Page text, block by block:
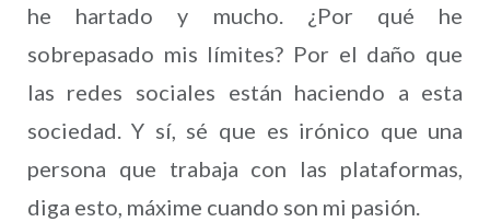
he hartado y mucho. ¿Por qué he
sobrepasado mis límites? Por el daño que
las redes sociales están haciendo a esta
sociedad. Y sí, sé que es irónico que una
persona que trabaja con las plataformas,
diga esto, máxime cuando son mi pasión.